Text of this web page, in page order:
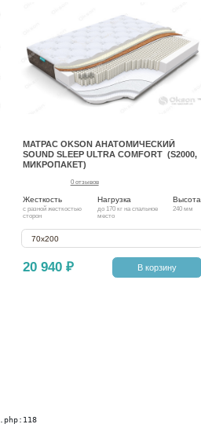
МАТРАС OKSON АНАТОМИЧЕСКИЙ
SOUND SLEEP ULTRA COMFORT (S2000,
МИКРОПАКЕТ)
0 отзывов
20 940 ₽
Жесткость
с разной жесткостью
сторон
Нагрузка
до 170 кг на спальное
место
Высота
240 мм
70х200
В корзину